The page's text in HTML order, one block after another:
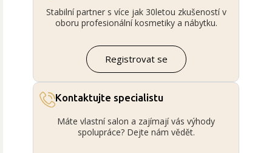
Stabilní partner s více jak 30letou zkušeností v
oboru profesionální kosmetiky a nábytku.
Registrovat se
Kontaktujte specialistu
Máte vlastní salon a zajímají vás výhody
spolupráce? Dejte nám vědět.